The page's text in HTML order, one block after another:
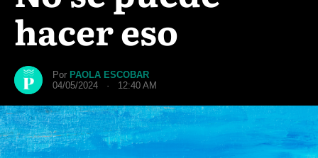
hacer eso
Por PAOLA ESCOBAR
04/05/2024 · 12:40 AM